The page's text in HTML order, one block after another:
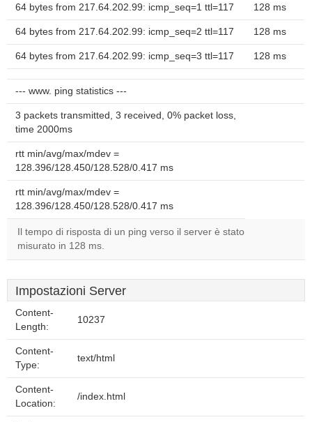
64 bytes from 217.64.202.99: icmp_seq=1 ttl=117 128 ms
64 bytes from 217.64.202.99: icmp_seq=2 ttl=117 128 ms
64 bytes from 217.64.202.99: icmp_seq=3 ttl=117 128 ms
--- www. ping statistics ---
3 packets transmitted, 3 received, 0% packet loss,
time 2000ms
rtt min/avg/max/mdev =
128.396/128.450/128.528/0.417 ms
rtt min/avg/max/mdev =
128.396/128.450/128.528/0.417 ms
Il tempo di risposta di un ping verso il server è stato
misurato in 128 ms.
Impostazioni Server
Content-
Length:
10237
Content-
Type:
text/html
Content-
Location:
/index.html